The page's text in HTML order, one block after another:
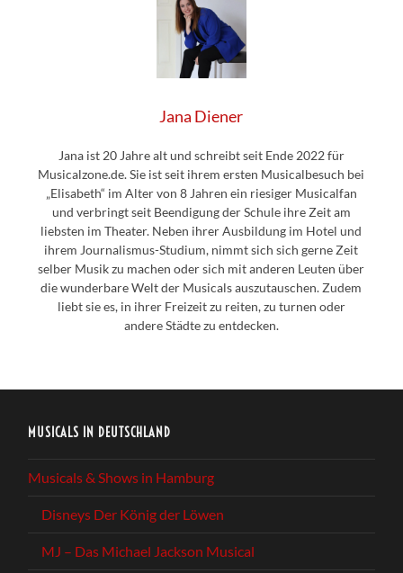
Jana Diener
Jana ist 20 Jahre alt und schreibt seit Ende 2022 für
Musicalzone.de. Sie ist seit ihrem ersten Musicalbesuch bei
„Elisabeth“ im Alter von 8 Jahren ein riesiger Musicalfan
und verbringt seit Beendigung der Schule ihre Zeit am
liebsten im Theater. Neben ihrer Ausbildung im Hotel und
ihrem Journalismus-Studium, nimmt sich sich gerne Zeit
selber Musik zu machen oder sich mit anderen Leuten über
die wunderbare Welt der Musicals auszutauschen. Zudem
liebt sie es, in ihrer Freizeit zu reiten, zu turnen oder
andere Städte zu entdecken.
MUSICALS IN DEUTSCHLAND
Musicals & Shows in Hamburg
Disneys Der König der Löwen
MJ – Das Michael Jackson Musical